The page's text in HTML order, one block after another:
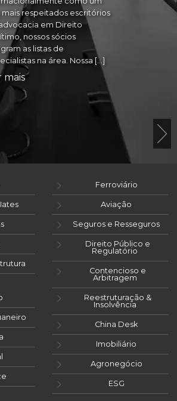
mais respeitados escritórios
em Direito
nossos sócios
as listas de
na área. Nossa […]
mais
Ferroviário
Aviação
Seguros e Resseguros
Direito Público e
Regulatório
Contencioso e
Arbitragem
Reestruturação &
Insolvência
China Desk
Imobiliário
Agronegócio
ESG